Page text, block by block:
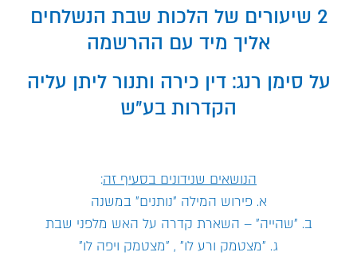
2 שיעורים של הלכות שבת הנשלחים
אליך מיד עם ההרשמה
על סימן רנג: דין כירה ותנור ליתן עליה
הקדרות בע"ש
הנושאים שנידונים בסעיף זה:
א. פירוש המילה "נותנים" במשנה
ב. "שהייה" – השארת קדרה על האש מלפני שבת
ג. "מצטמק ורע לו" , "מצטמק ויפה לו"